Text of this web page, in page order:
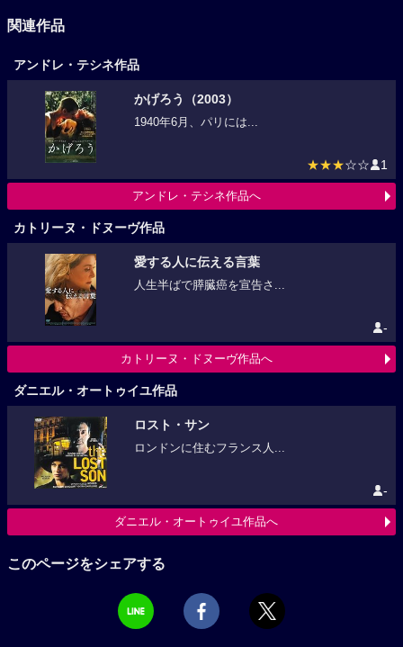
関連作品
アンドレ・テシネ作品
かげろう（2003）
1940年6月、パリには...
★★★☆☆ 1
アンドレ・テシネ作品へ
カトリーヌ・ドヌーヴ作品
愛する人に伝える言葉
人生半ばで膵臓癌を宣告さ...
-
カトリーヌ・ドヌーヴ作品へ
ダニエル・オートゥイユ作品
ロスト・サン
ロンドンに住むフランス人...
-
ダニエル・オートゥイユ作品へ
このページをシェアする